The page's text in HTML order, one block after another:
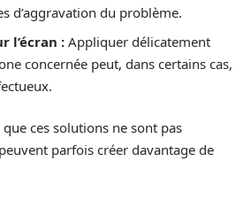
d’aggravation du problème.
l’écran : Appliquer délicatement
concernée peut, dans certains cas,
ces solutions ne sont pas
parfois créer davantage de